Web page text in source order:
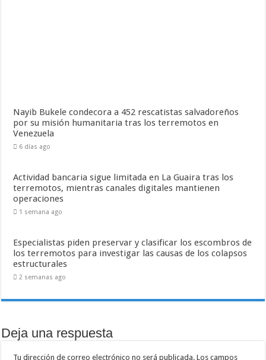
Nayib Bukele condecora a 452 rescatistas salvadoreños
por su misión humanitaria tras los terremotos en
Venezuela
6 días ago
Actividad bancaria sigue limitada en La Guaira tras los
terremotos, mientras canales digitales mantienen
operaciones
1 semana ago
Especialistas piden preservar y clasificar los escombros de
los terremotos para investigar las causas de los colapsos
estructurales
2 semanas ago
Deja una respuesta
Tu dirección de correo electrónico no será publicada. Los campos